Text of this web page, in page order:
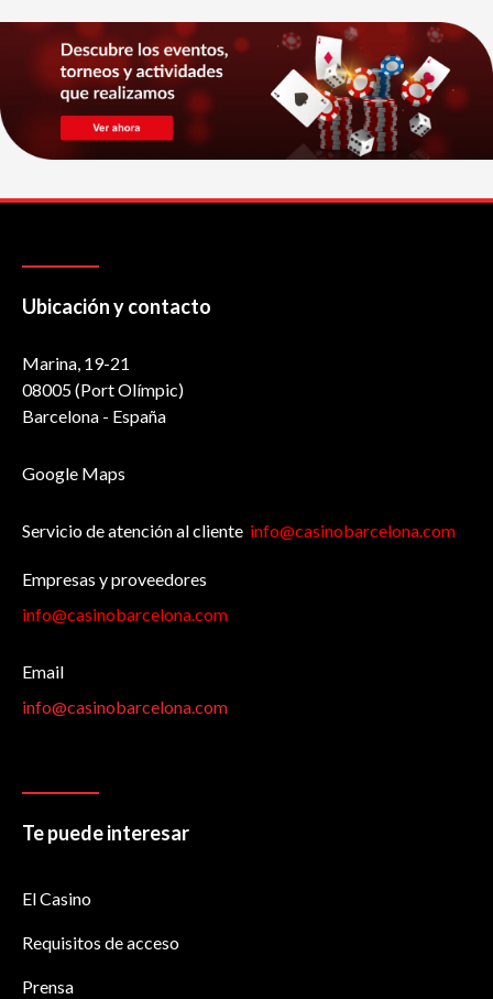
Ubicación y contacto
Marina, 19-21
08005 (Port Olímpic)
Barcelona - España
Google Maps
Servicio de atención al cliente info@casinobarcelona.com
Empresas y proveedores
info@casinobarcelona.com
Email
info@casinobarcelona.com
Te puede interesar
El Casino
Requisitos de acceso
Prensa